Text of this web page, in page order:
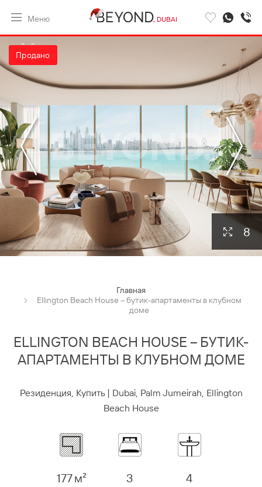
Меню DUBAI
Продано
8
Главная
Ellington Beach House – бутик-апартаменты в клубном
доме
ELLINGTON BEACH HOUSE – БУТИК-
АПАРТАМЕНТЫ В КЛУБНОМ ДОМЕ
Резиденция, Купить | Dubai, Palm Jumeirah, Ellington
Beach House
177 м² 3 4